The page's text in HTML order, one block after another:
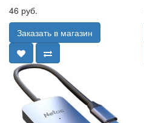
46 руб.
Заказать в магазин